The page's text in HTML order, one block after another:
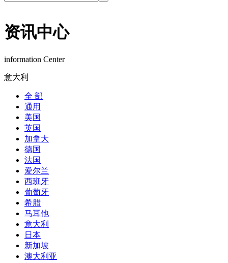
资讯中心
information Center
意大利
全 部
通用
美国
英国
加拿大
德国
法国
爱尔兰
西班牙
葡萄牙
希腊
马耳他
意大利
日本
新加坡
澳大利亚